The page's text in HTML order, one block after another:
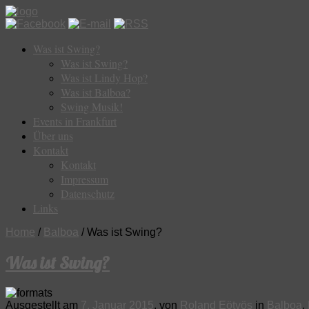
Was ist Swing?
Was ist Swing?
Was ist Lindy Hop?
Was ist Balboa?
Swing Musik!
Events in Frankfurt
Über uns
Kontakt
Kontakt
Impressum
Datenschutz
Links
Home / Balboa /Was ist Swing?
Was ist Swing?
Ausgestellt am 7. Januar 2015, von Roland Eötvös in Balboa,